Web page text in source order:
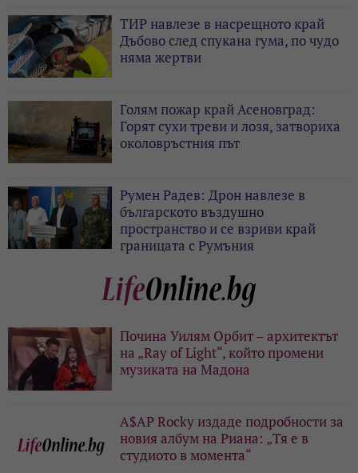
ТИР навлезе в насрещното край
Дъбово след спукана гума, по чудо
няма жертви
Голям пожар край Асеновград:
Горят сухи треви и лозя, затвориха
околовръстния път
Румен Радев: Дрон навлезе в
българското въздушно
пространство и се взриви край
границата с Румъния
Почина Уилям Орбит – архитектът
на „Ray of Light“, който промени
музиката на Мадона
A$AP Rocky издаде подробности за
новия албум на Риана: „Тя е в
студиото в момента“